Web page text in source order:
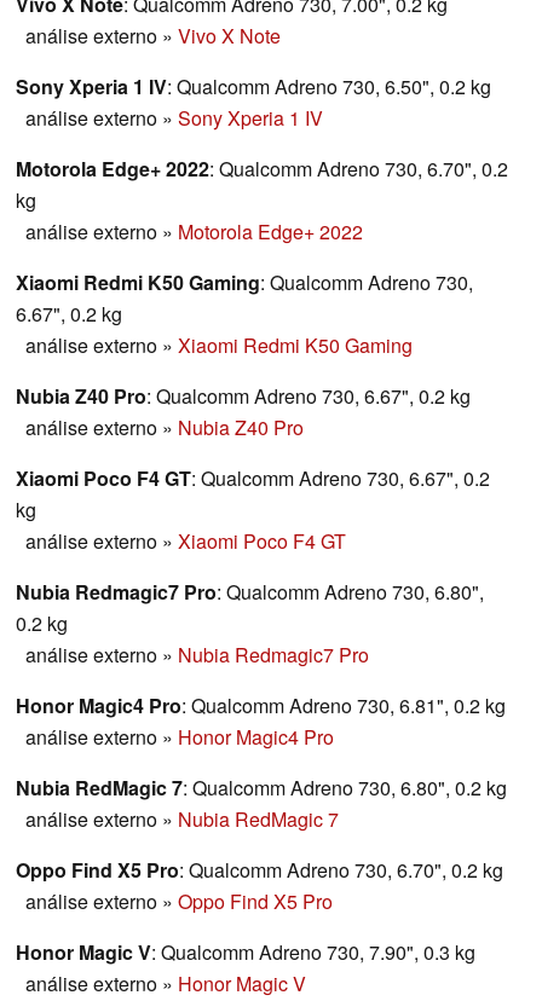
análise externo » Vivo X Note
Sony Xperia 1 IV: Qualcomm Adreno 730, 6.50", 0.2 kg
análise externo » Sony Xperia 1 IV
Motorola Edge+ 2022: Qualcomm Adreno 730, 6.70", 0.2
kg
análise externo » Motorola Edge+ 2022
Xiaomi Redmi K50 Gaming: Qualcomm Adreno 730,
6.67", 0.2 kg
análise externo » Xiaomi Redmi K50 Gaming
Nubia Z40 Pro: Qualcomm Adreno 730, 6.67", 0.2 kg
análise externo » Nubia Z40 Pro
Xiaomi Poco F4 GT: Qualcomm Adreno 730, 6.67", 0.2
kg
análise externo » Xiaomi Poco F4 GT
Nubia Redmagic7 Pro: Qualcomm Adreno 730, 6.80",
0.2 kg
análise externo » Nubia Redmagic7 Pro
Honor Magic4 Pro: Qualcomm Adreno 730, 6.81", 0.2 kg
análise externo » Honor Magic4 Pro
Nubia RedMagic 7: Qualcomm Adreno 730, 6.80", 0.2 kg
análise externo » Nubia RedMagic 7
Oppo Find X5 Pro: Qualcomm Adreno 730, 6.70", 0.2 kg
análise externo » Oppo Find X5 Pro
Honor Magic V: Qualcomm Adreno 730, 7.90", 0.3 kg
análise externo » Honor Magic V